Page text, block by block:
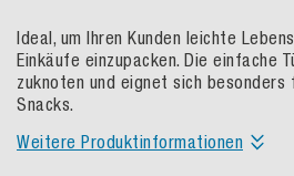
Ideal, um Ihren Kunden leichte
Einkäufe einzupacken. Die einfache
zuknoten und eignet sich
Snacks.
Weitere Produktinformationen